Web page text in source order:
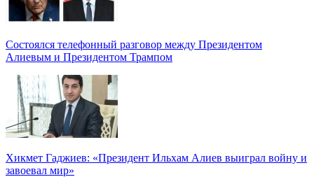
Состоялся телефонный разговор между Президентом
Алиевым и Президентом Трампом
Хикмет Гаджиев: «Президент Ильхам Алиев выиграл войну и
завоевал мир»